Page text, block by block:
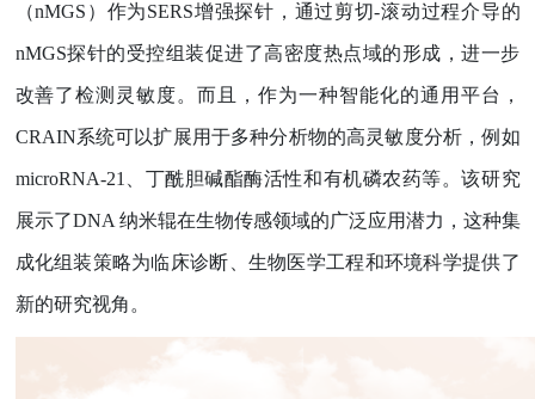
（nMGS ）作为SERS增强探针，通过剪切-滚动过程介导的
nMGS探针的受控组装促进了高密度热点域的形成，进一步
改善了检测灵敏度。而且，作为一种智能化的通用平台，
CRAIN系统可以扩展用于多种分析物的高灵敏度分析，例如
microRNA-21 、丁酰胆碱酯酶活性和有机磷农药等。该研究
展示了DNA 纳米辊在生物传感领域的广泛应用潜力，这种集
成化组装策略为临床诊断、生物医学工程和环境科学提供了
新的研究视角。